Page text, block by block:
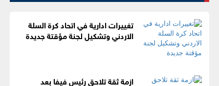
تغييرات ادارية في اتحاد كرة السلة
الاردني وتشكيل لجنة مؤقتة جديدة
ازمة ثقة تلاحق رئيس فيفا بعد